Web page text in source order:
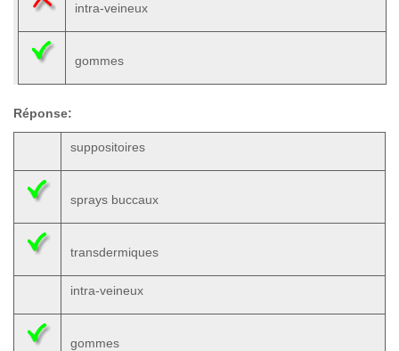
intra-veineux
gommes
Réponse:
suppositoires
sprays buccaux
transdermiques
intra-veineux
gommes